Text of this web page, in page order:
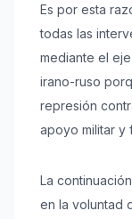
Es por esta
todas las
mediante el
irano-ruso
represión
apoyo militar y
La
en la voluntad